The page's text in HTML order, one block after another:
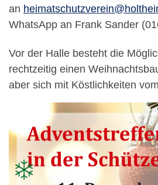
an
WhatsApp an Frank Sander
Vor der Halle besteht die
rechtzeitig einen
aber sich mit Köstlichkeiten